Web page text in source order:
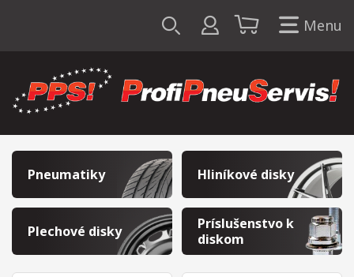
Menu
Pneumatiky Hliníkové disky
Plechové disky
Príslušenstvo k
diskom